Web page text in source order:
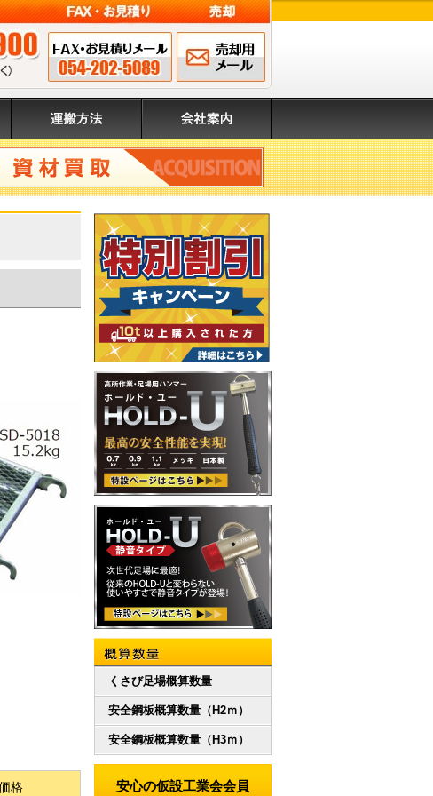
営業時間 8:00～17:00（日・祝除く）
FAX申込み 054-202-
5089
メールでのお問
い合わせ
運搬方法 会社案内
材買取
格
概算数量
くさび足場概算数量
安全鋼板概算数量（H2ｍ）
安全鋼板概算数量（H3ｍ）
安心の仮設工業会会員